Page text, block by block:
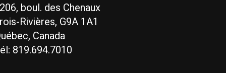
boul. des Chenaux
Rivières, G9A 1A1
Canada
819.694.7010